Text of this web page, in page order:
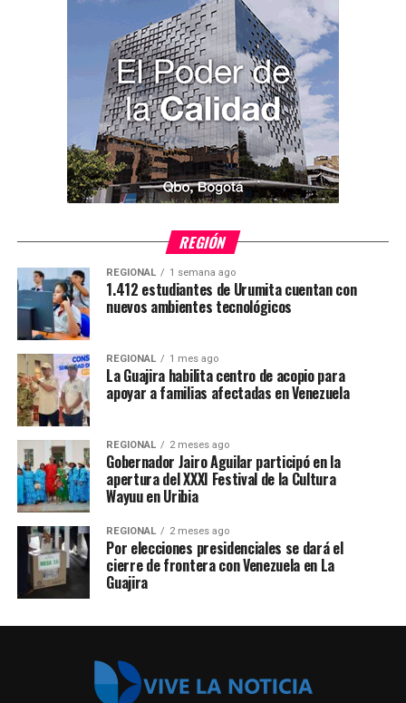
REGIÓN
REGIONAL 1 semana ago
1.412 estudiantes de Urumita cuentan con
nuevos ambientes tecnológicos
REGIONAL 1 mes ago
La Guajira habilita centro de acopio para
apoyar a familias afectadas en Venezuela
REGIONAL 2 meses ago
Gobernador Jairo Aguilar participó en la
apertura del XXXI Festival de la Cultura
Wayuu en Uribia
REGIONAL 2 meses ago
Por elecciones presidenciales se dará el
cierre de frontera con Venezuela en La
Guajira